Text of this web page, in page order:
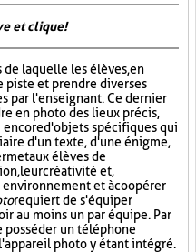
et clique !
laquelle les élèves, en
piste et prendre diverses
par l'enseignant. Ce dernier
en photo des lieux précis,
d'objets spécifiques qui
d'un texte, d'une énigme,
aux élèves de
leur créativité et,
et à coopérer
requiert de s'équiper
au moins un par équipe. Par
posséder un téléphone
photo y étant intégré.